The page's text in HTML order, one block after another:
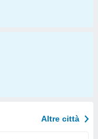
Altre città